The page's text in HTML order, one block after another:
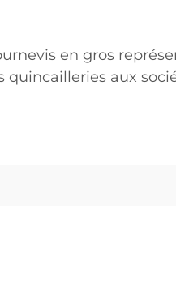
en gros
aux